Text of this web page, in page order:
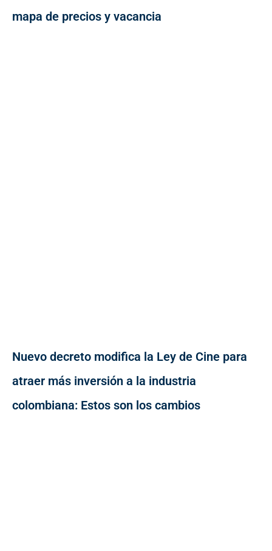
mapa de precios y vacancia
Nuevo decreto modifica la Ley de Cine para
atraer más inversión a la industria
colombiana: Estos son los cambios